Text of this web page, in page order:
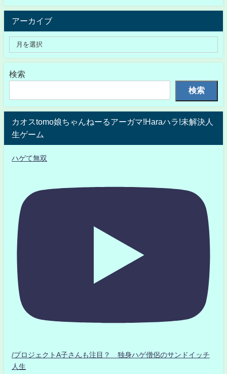
アーカイブ
検索
検索
カオスtomo娘ちゃんねーるアーガマ!Haraハラ!未解決人
生ゲーム
ハゲて無双
/プロジェクトA子さんも注目？ 独身ハゲ僧侶のサンドイッチ
人生